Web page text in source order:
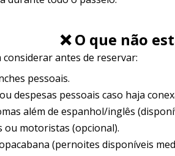
❌ O que não
antes de reservar:
pessoais.
despesas pessoais caso haja
além de espanhol/inglês
ou motoristas (opcional).
(pernoites disponíveis